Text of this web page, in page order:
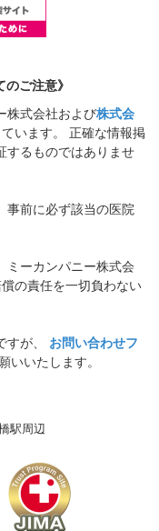
のご注意》
株式会社および株式会
います。 正確な情報掲
するものではありませ
事前に必ず該当の医院
ミーカンパニー株式会
の責任を一切負わない
すが、 お問い合わせフ
いいたします。
駅周辺